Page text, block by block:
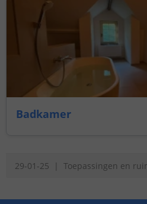
Badkamer
29-01-25 Toepassingen en